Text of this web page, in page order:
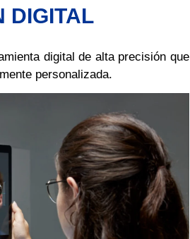
DIGITAL
digital de alta precisión que
personalizada.